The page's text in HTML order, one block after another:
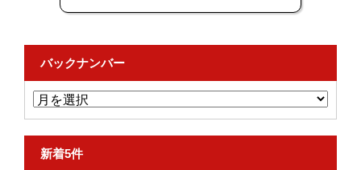
バックナンバー
新着5件